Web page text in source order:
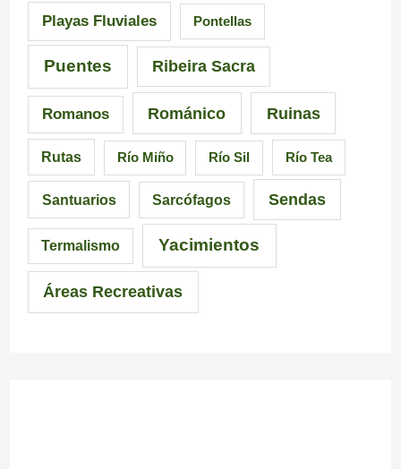
Playas Fluviales Pontellas
Puentes Ribeira Sacra
Romanos Románico Ruinas
Rutas Río Miño Río Sil Río Tea
Santuarios Sarcófagos Sendas
Termalismo Yacimientos
Áreas Recreativas
a
r
a
l
l
i
c
i
a
s
i
c
i
n